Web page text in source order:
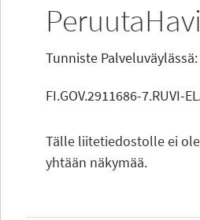
Tunniste Palveluväylässä:
FI.GOV.2911686-7.RUVI-
Tälle liitetiedostolle ei
yhtään näkymää.